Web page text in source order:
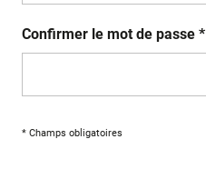
Confirmer le mot de passe *
* Champs obligatoires